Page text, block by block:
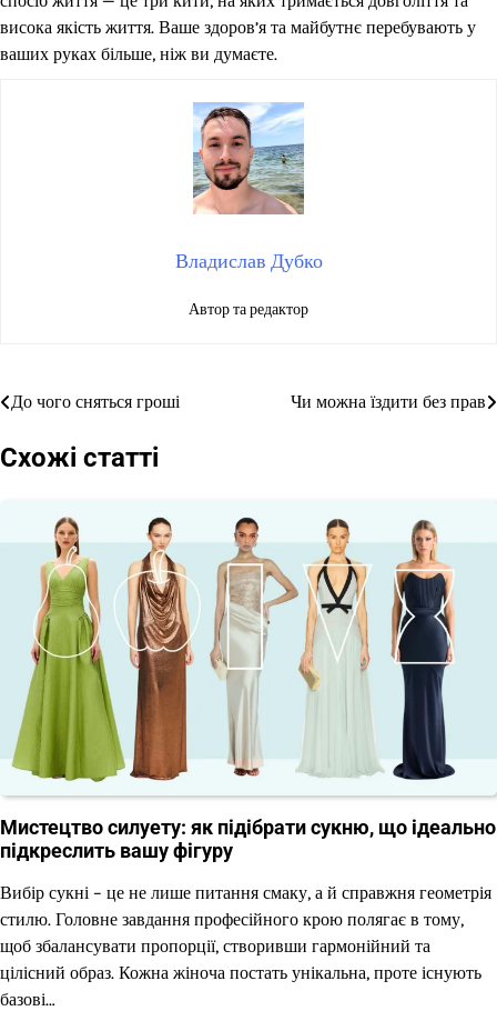
висока якість життя. Ваше здоров’я та майбутнє перебувають у
ваших руках більше, ніж ви думаєте.
Владислав Дубко
Автор та редактор
Навігація
записів
До чого сняться гроші Чи можна їздити без прав
Схожі статті
Мистецтво силуету: як підібрати сукню, що ідеально
підкреслить вашу фігуру
Вибір сукні – це не лише питання смаку, а й справжня геометрія
стилю. Головне завдання професійного крою полягає в тому,
щоб збалансувати пропорції, створивши гармонійний та
цілісний образ. Кожна жіноча постать унікальна, проте існують
базові…